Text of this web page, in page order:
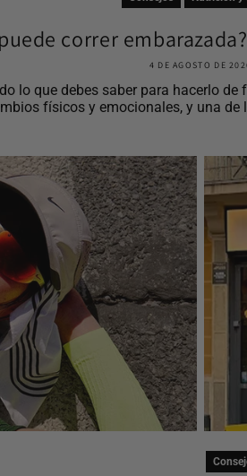
correr
4 DE AGOSTO DE
lo que debes saber para hacerlo
físicos y emocionales, y una de